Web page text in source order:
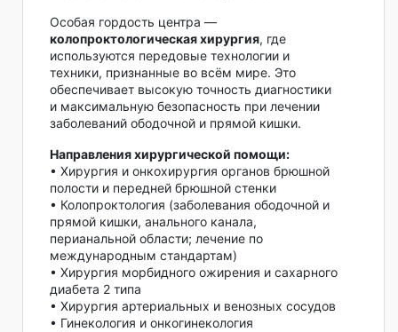
Особая гордость центра —
колопроктологическая хирургия, где
используются передовые технологии и
техники, признанные во всём мире. Это
обеспечивает высокую точность диагностики
и максимальную безопасность при лечении
заболеваний ободочной и прямой кишки.
Направления хирургической помощи:
• Хирургия и онкохирургия органов брюшной
полости и передней брюшной стенки
• Колопроктология (заболевания ободочной и
прямой кишки, анального канала,
перианальной области; лечение по
международным стандартам)
• Хирургия морбидного ожирения и сахарного
диабета 2 типа
• Хирургия артериальных и венозных сосудов
• Гинекология и онкогинекология